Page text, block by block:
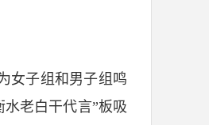
女子组和男子组鸣
老白干代言”板吸